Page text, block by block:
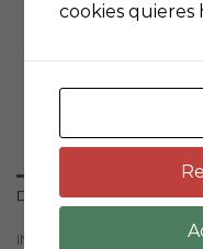
Categorías:
DESCRIPCIÓN
INFORMACIÓN
cookies quieres